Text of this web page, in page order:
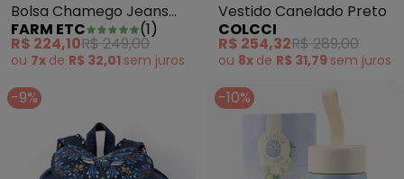
Bolsa Chamego Jeans
Lenço Tropical Azul
FARM ETC (1)
R$ 224,10R$ 249,00
ou 7x de R$ 32,01 sem juros
Vestido Canelado Preto
COLCCI
R$ 254,32R$ 289,00
ou 8x de R$ 31,79 sem juros
-9% -10%